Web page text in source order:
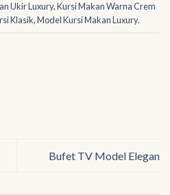
Ukir Luxury,Kursi Makan Warna Crem
Klasik,Model Kursi Makan Luxury.
Bufet TV Model Elegan